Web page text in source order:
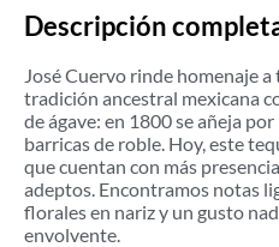
Descripción
José Cuervo rinde homenaje
tradición ancestral mexicana
de ágave: en 1800 se añeja
barricas de roble. Hoy, este
que cuentan con más
adeptos. Encontramos notas
florales en nariz y un gusto
envolvente.